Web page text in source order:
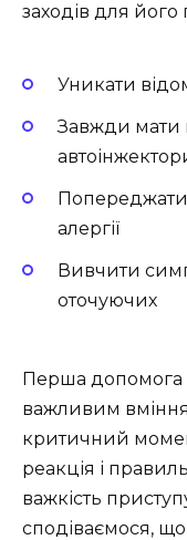
заходів для його
Уникати
Завжди мати
алергії
Вивчити
оточуючих
Перша допомога
важливим
критичний
реакція і
важкість
сподіваємося,